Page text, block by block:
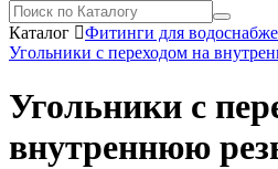
Каталог
Фитинги для
Угольники с переходом на
Угольники с
внутреннюю